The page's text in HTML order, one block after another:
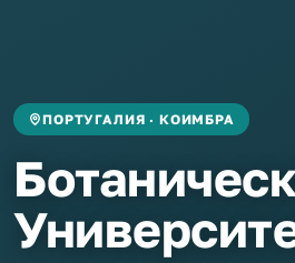
ПОРТУГАЛИЯ · КОИМБРА